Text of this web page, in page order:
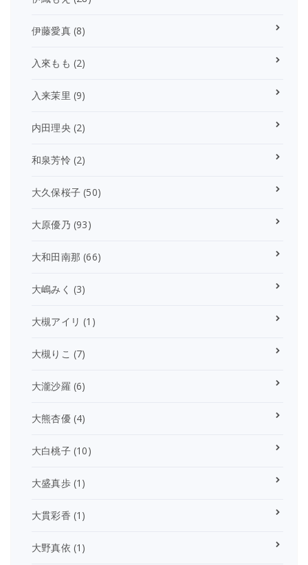
伊藤愛真(8)
入來もも (2)
入来茉里 (9)
内田理央 (2)
和泉芳怜 (2)
大久保桜子 (50)
大原優乃 (93)
大和田南那 (66)
大嶋みく (3)
大槻アイリ (1)
大槻りこ (7)
大瀧沙羅 (6)
大熊杏優(4)
大白桃子(10)
大盛真歩(1)
大貫彩香 (1)
大野真依 (1)